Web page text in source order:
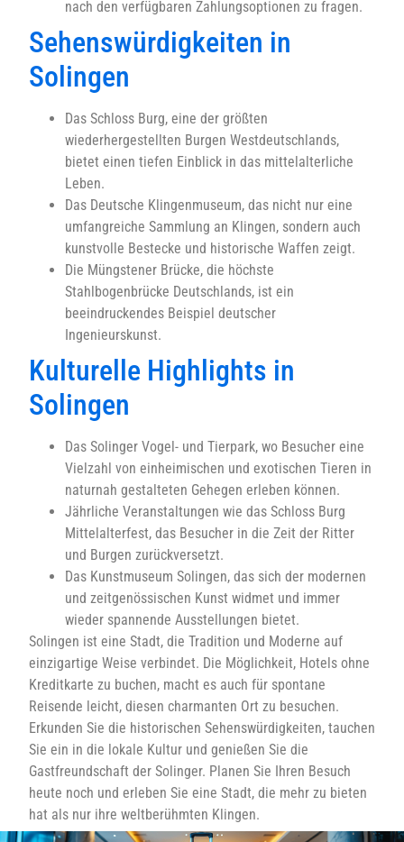
nach den verfügbaren Zahlungsoptionen zu fragen.
Sehenswürdigkeiten in
Solingen
Das Schloss Burg, eine der größten
wiederhergestellten Burgen Westdeutschlands,
bietet einen tiefen Einblick in das mittelalterliche
Leben.
Das Deutsche Klingenmuseum, das nicht nur eine
umfangreiche Sammlung an Klingen, sondern auch
kunstvolle Bestecke und historische Waffen zeigt.
Die Müngstener Brücke, die höchste
Stahlbogenbrücke Deutschlands, ist ein
beeindruckendes Beispiel deutscher
Ingenieurskunst.
Kulturelle Highlights in
Solingen
Das Solinger Vogel- und Tierpark, wo Besucher eine
Vielzahl von einheimischen und exotischen Tieren in
naturnah gestalteten Gehegen erleben können.
Jährliche Veranstaltungen wie das Schloss Burg
Mittelalterfest, das Besucher in die Zeit der Ritter
und Burgen zurückversetzt.
Das Kunstmuseum Solingen, das sich der modernen
und zeitgenössischen Kunst widmet und immer
wieder spannende Ausstellungen bietet.
Solingen ist eine Stadt, die Tradition und Moderne auf
einzigartige Weise verbindet. Die Möglichkeit, Hotels ohne
Kreditkarte zu buchen, macht es auch für spontane
Reisende leicht, diesen charmanten Ort zu besuchen.
Erkunden Sie die historischen Sehenswürdigkeiten, tauchen
Sie ein in die lokale Kultur und genießen Sie die
Gastfreundschaft der Solinger. Planen Sie Ihren Besuch
heute noch und erleben Sie eine Stadt, die mehr zu bieten
hat als nur ihre weltberühmten Klingen.